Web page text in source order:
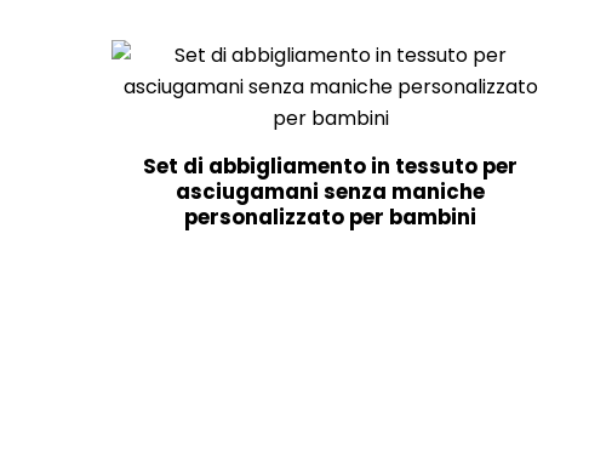
Set di abbigliamento in tessuto per
asciugamani senza maniche
personalizzato per bambini